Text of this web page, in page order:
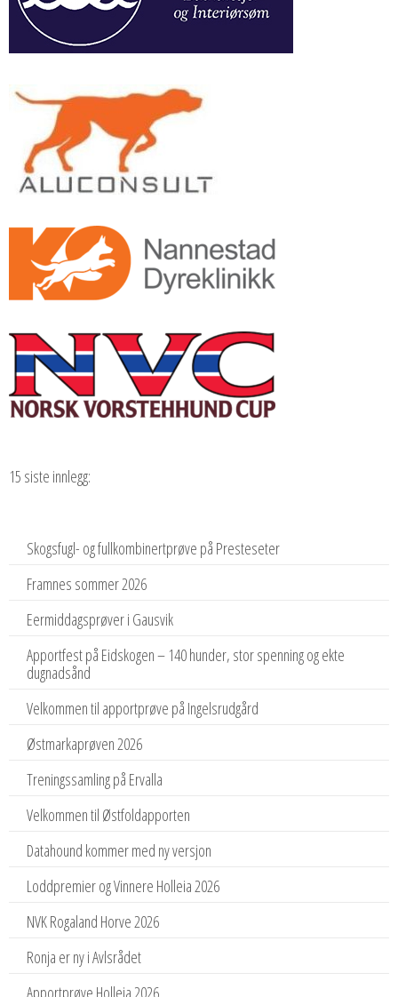
15 siste innlegg:
Skogsfugl- og fullkombinertprøve på Presteseter
Framnes sommer 2026
Eermiddagsprøver i Gausvik
Apportfest på Eidskogen – 140 hunder, stor spenning og ekte
dugnadsånd
Velkommen til apportprøve på Ingelsrudgård
Østmarkaprøven 2026
Treningssamling på Ervalla
Velkommen til Østfoldapporten
Datahound kommer med ny versjon
Loddpremier og Vinnere Holleia 2026
NVK Rogaland Horve 2026
Ronja er ny i Avlsrådet
Apportprøve Holleia 2026